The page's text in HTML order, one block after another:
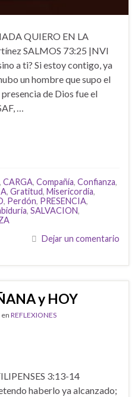
QUIERO EN LA
SALMOS 73:25 |NVI
a ti? Si estoy contigo, ya
un hombre que supo el
de Dios fue el
…
, CARGA, Compañía, Confianza,
, Gratitud, Misericordia,
, Perdón, PRESENCIA,
, SALVACION,
Dejar un comentario
y HOY
en REFLEXIONES
3:13-14
haberlo ya alcanzado;